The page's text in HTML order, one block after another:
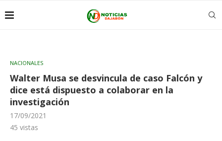
NACIONALES
Walter Musa se desvincula de caso Falcón y
dice está dispuesto a colaborar en la
investigación
17/09/2021
45 vistas